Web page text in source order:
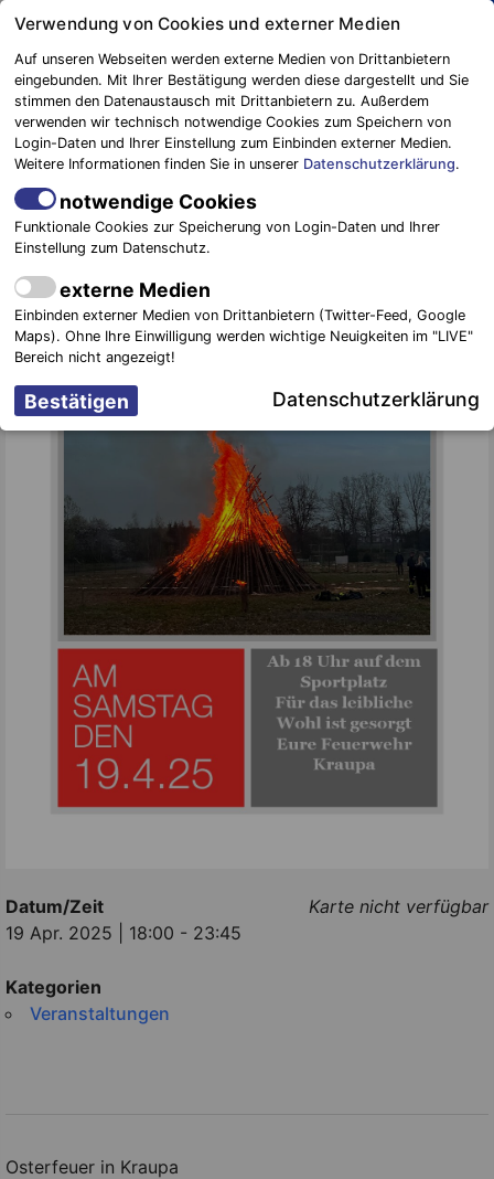
Springe
Inhalt
Blaulichtreport
Elbe-Elster
OSTERFEUER IN KRAUPA
Karte nicht verfügbar
Datum/Zeit
19 Apr. 2025 | 18:00 - 23:45
Kategorien
Veranstaltungen
Osterfeuer in Kraupa
Verwendung von Cookies und externer Medien
Auf unseren Webseiten werden externe Medien von Drittanbietern
eingebunden. Mit Ihrer Bestätigung werden diese dargestellt und Sie
stimmen den Datenaustausch mit Drittanbietern zu. Außerdem
verwenden wir technisch notwendige Cookies zum Speichern von
Login-Daten und Ihrer Einstellung zum Einbinden externer Medien.
Weitere Informationen finden Sie in unserer Datenschutzerklärung.
notwendige Cookies
Funktionale Cookies zur Speicherung von Login-Daten und Ihrer
Einstellung zum Datenschutz.
externe Medien
Einbinden externer Medien von Drittanbietern (Twitter-Feed, Google
Maps). Ohne Ihre Einwilligung werden wichtige Neuigkeiten im "LIVE"
Bereich nicht angezeigt!
Datenschutzerklärung